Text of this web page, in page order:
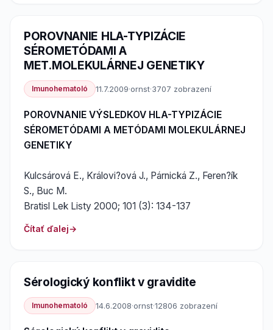
POROVNANIE HLA-TYPIZÁCIE
SÉROMETÓDAMI A
MET.MOLEKULÁRNEJ GENETIKY
Imunohematoló 11.7.2009·ornst·3707 zobrazení
POROVNANIE VÝSLEDKOV HLA-TYPIZÁCIE
SÉROMETÓDAMI A METÓDAMI MOLEKULÁRNEJ
GENETIKY
Kulcsárová E., Královi?ová J., Párnická Z., Feren?ík
S., Buc M.
Bratisl Lek Listy 2000; 101 (3): 134-137
Čítať ďalej
Sérologický konflikt v gravidite
Imunohematoló 14.6.2008·ornst·12806 zobrazení